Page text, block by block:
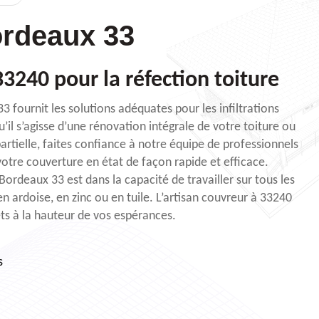
33
pour la réfection toiture
fournit les solutions adéquates pour les infiltrations
s’agisse d’une rénovation intégrale de votre toiture ou
faites confiance à notre équipe de professionnels
couverture en état de façon rapide et efficace.
33 est dans la capacité de travailler sur tous les
ardoise, en zinc ou en tuile. L’artisan couvreur à 33240
à la hauteur de vos espérances.